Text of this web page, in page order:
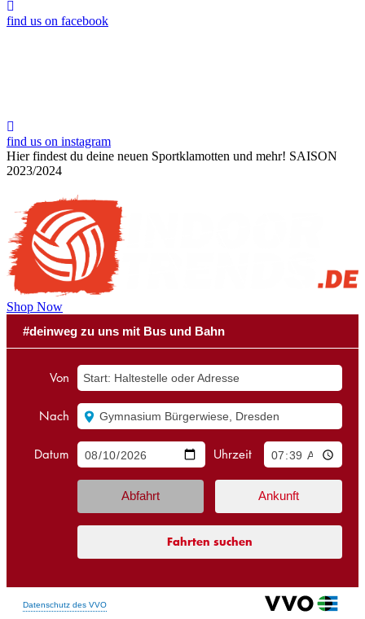
find us on facebook
find us on instagram
Hier findest du deine neuen Sportklamotten und mehr! SAISON
2023/2024
Shop Now